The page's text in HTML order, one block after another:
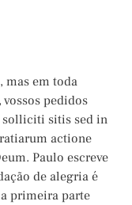
mas em toda
pedidos
solliciti sitis sed in
actione
Paulo escreve
de alegria é
primeira parte